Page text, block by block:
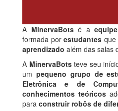
A MinervaBotsé a
formada por estudantes que
aprendizado além das salas
A MinervaBotsteve seu
um pequeno grupo de
Eletrônica e de
conhecimentos teóricos
para construir robôs de